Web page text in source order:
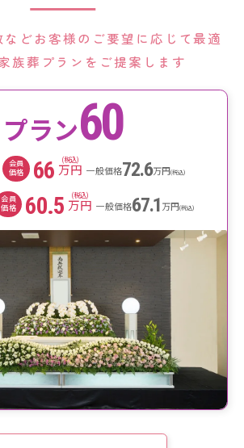
などお客様のご要望に応じて最適
族葬プランをご提案します
プラン60
会員
価格 66 (税込)
万円 一般価格72.6万円(税込)
会員
価格 60.5 (税込)
万円 一般価格67.1万円(税込)